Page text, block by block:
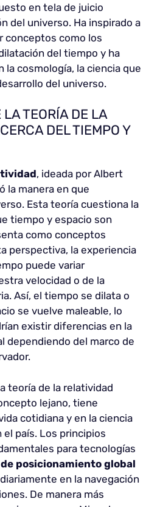
en tela de juicio
del universo. Ha inspirado a
conceptos como los
del tiempo y ha
la cosmología, la ciencia que
del universo.
TEORÍA DE LA
DEL TIEMPO Y
, ideada por Albert
la manera en que
Esta teoría cuestiona la
tiempo y espacio son
como conceptos
perspectiva, la experiencia
puede variar
velocidad o de la
Así, el tiempo se dilata o
se vuelve maleable, lo
existir diferencias en la
dependiendo del marco de
teoría de la relatividad
lejano, tiene
cotidiana y en la ciencia
el país. Los principios
para tecnologías
posicionamiento global
en la navegación
De manera más